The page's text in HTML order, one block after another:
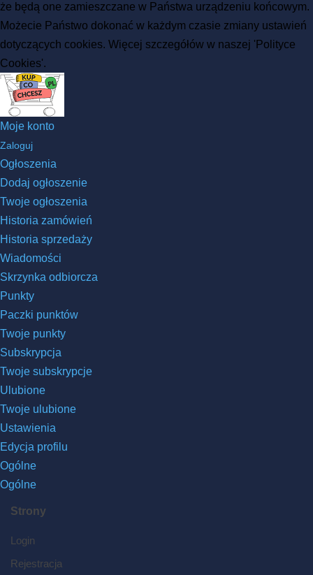
że będą one zamieszczane w Państwa urządzeniu końcowym.
Możecie Państwo dokonać w każdym czasie zmiany ustawień
dotyczących cookies. Więcej szczegółów w naszej 'Polityce
Cookies'.
Moje konto
Zaloguj
Ogłoszenia
Dodaj ogłoszenie
Twoje ogłoszenia
Historia zamówień
Historia sprzedaży
Wiadomości
Skrzynka odbiorcza
Punkty
Paczki punktów
Twoje punkty
Subskrypcja
Twoje subskrypcje
Ulubione
Twoje ulubione
Ustawienia
Edycja profilu
Ogólne
Ogólne
Strony
Login
Rejestracja